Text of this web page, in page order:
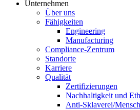
Unternehmen
Über uns
Fähigkeiten
Engineering
Manufacturing
Compliance-Zentrum
Standorte
Karriere
Qualität
Zertifizierungen
Nachhaltigkeit und
Anti-Sklaverei/